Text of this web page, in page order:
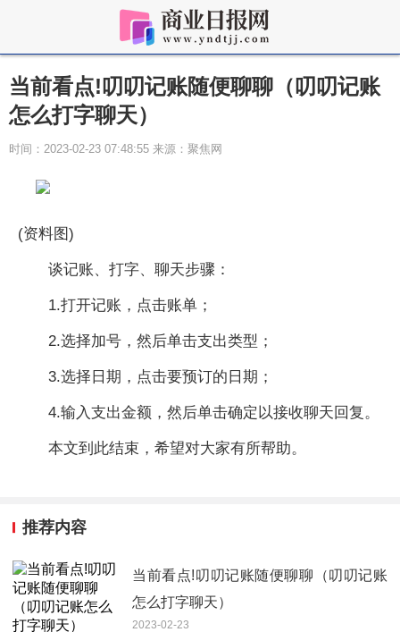
当前看点!叨叨记账随便聊聊（叨叨记账
怎么打字聊天）
时间：2023-02-23 07:48:55 来源：聚焦网
(资料图)
谈记账、打字、聊天步骤：
1.打开记账，点击账单；
2.选择加号，然后单击支出类型；
3.选择日期，点击要预订的日期；
4.输入支出金额，然后单击确定以接收聊天回复。
本文到此结束，希望对大家有所帮助。
推荐内容
当前看点!叨叨记账随便聊聊（叨叨记账
怎么打字聊天）
2023-02-23